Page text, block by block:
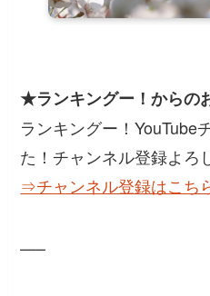
★ランキングー！からの
ランキングー！YouTube
た！チャンネル登録よろ
⇒チャンネル登録はこち
—–